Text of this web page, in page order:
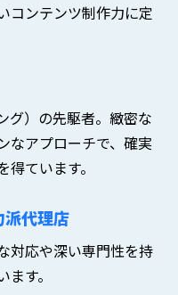
コンテンツ制作力に定
グ）の先駆者。緻密な
なアプローチで、確実
ています。
代理店
対応や深い専門性を持
す。